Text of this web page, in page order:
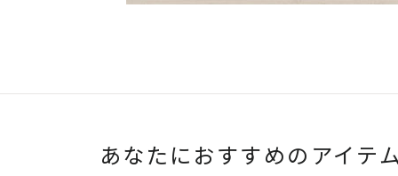
あなたにおすすめのアイテ